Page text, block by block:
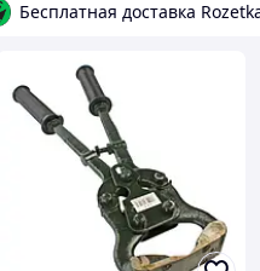
Бесплатная доставка